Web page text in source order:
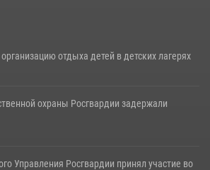
отдыха детей в детских лагерях
охраны Росгвардии задержали
Управления Росгвардии принял участие во